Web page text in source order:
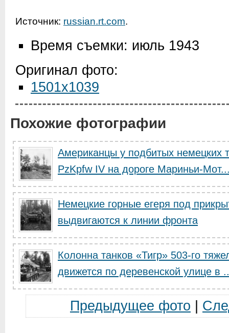
Источник: russian.rt.com.
Время съемки: июль 1943
Оригинал фото:
1501x1039
Похожие фотографии
Американцы у подбитых немецких
PzKpfw IV на дороге Мариньи-
Немецкие горные егеря под
выдвигаются к линии фронта
Колонна танков «Тигр» 503-го
движется по деревенской улице в
Предыдущее фото